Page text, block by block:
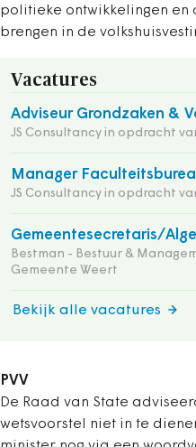
politieke ontwikkelingen en
brengen in de
Vacatures
Adviseur Grondzaken &
JS Consultancy in opdracht
Manager
JS Consultancy in opdracht
Gemeentesecretaris/
Bestman - Bestuur &
Gemeente Weert
Bekijk alle vacatures
PVV
De Raad van State
wetsvoorstel niet in te